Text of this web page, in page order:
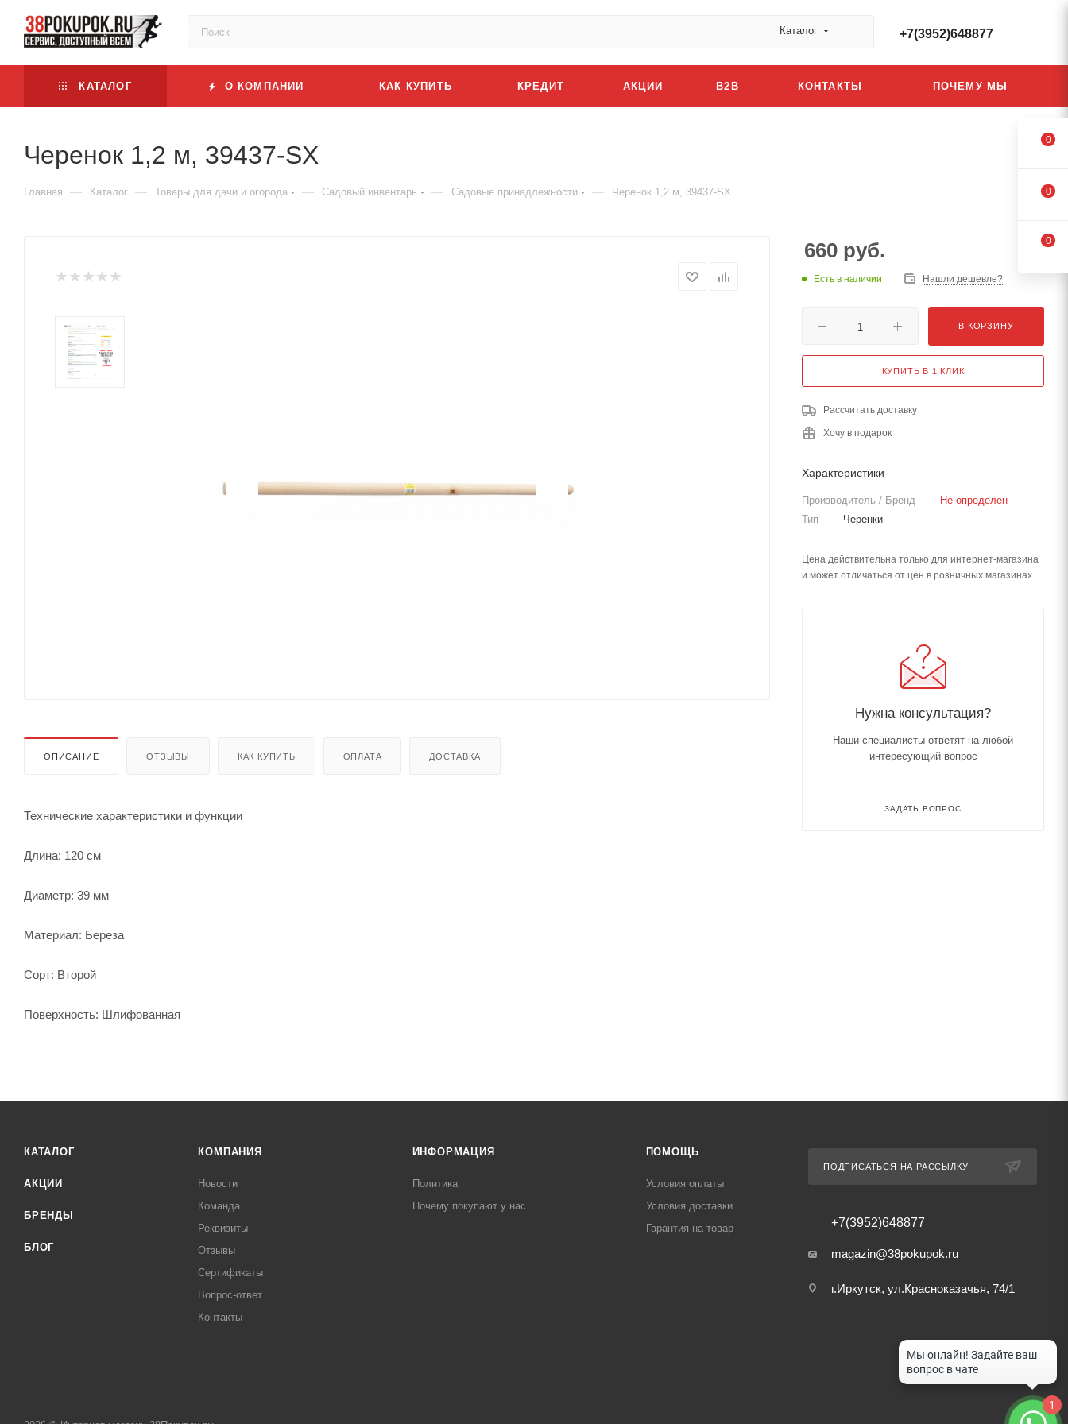
Каталог +7(3952)648877
КАТАЛОГ О КОМПАНИИ КАК КУПИТЬ КРЕДИТ АКЦИИ B2B КОНТАКТЫ ПОЧЕМУ МЫ
Черенок 1,2 м, 39437-SX
Главная — Каталог — Товары для дачи и огорода — Садовый инвентарь — Садовые принадлежности — Черенок 1,2 м, 39437-SX
ОПИСАНИЕ ОТЗЫВЫ КАК КУПИТЬ ОПЛАТА ДОСТАВКА
Технические характеристики и функции
Длина: 120 см
Диаметр: 39 мм
Материал: Береза
Сорт: Второй
Поверхность: Шлифованная
660 руб.
Есть в наличии Нашли дешевле?
В КОРЗИНУ
КУПИТЬ В 1 КЛИК
Рассчитать доставку
Хочу в подарок
Характеристики
Производитель / Бренд —
Не определен
Тип
— Черенки
Цена действительна только для интернет-магазина
и может отличаться от цен в розничных магазинах
Нужна консультация?
Наши специалисты ответят на любой
интересующий вопрос
ЗАДАТЬ ВОПРОС
КАТАЛОГ
АКЦИИ
БРЕНДЫ
БЛОГ
КОМПАНИЯ
Новости
Команда
Реквизиты
Отзывы
Сертификаты
Вопрос-ответ
Контакты
ИНФОРМАЦИЯ
Политика
Почему покупают у нас
ПОМОЩЬ
Условия оплаты
Условия доставки
Гарантия на товар
ПОДПИСАТЬСЯ НА РАССЫЛКУ
+7(3952)648877
magazin@38pokupok.ru
г.Иркутск, ул.Красноказачья, 74/1
0
0
0
1